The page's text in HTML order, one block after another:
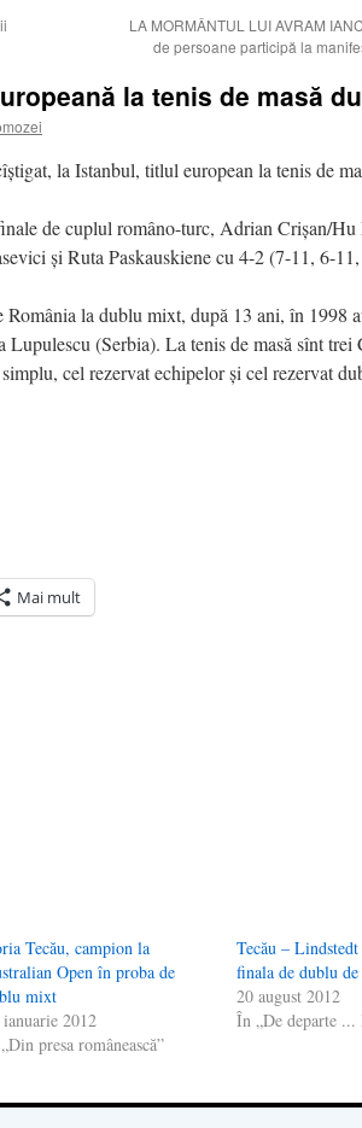
LA MORMÂNTUL LUI AVRAM
de persoane participă la
la tenis de masă
la Istanbul, titlul european la tenis de
de cuplul româno-turc, Adrian Crişan/
şi Ruta Paskauskiene cu 4-2 (7-11, 6-
la dublu mixt, după 13 ani, în 1998
(Serbia). La tenis de masă sînt trei
cel rezervat echipelor şi cel rezervat
Mai mult
Tecău, campion la
Open în proba de
mixt
2012
presa românească”
Tecău –
finala de dublu
20 august 2012
În „De departe ...